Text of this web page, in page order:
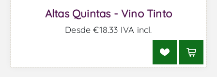
Altas Quintas - Vino Tinto
Desde €18,33 IVA incl.